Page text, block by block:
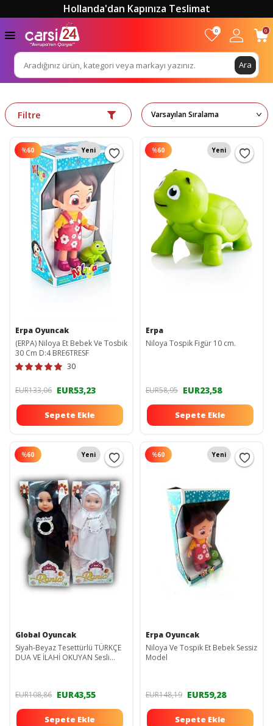
Hollanda'dan Kapınıza Teslimat
Ara
0 0
Filtre
%60 Yeni
Erpa Oyuncak
(ERPA) Niloya Et Bebek Ve Tosbik
30 Cm D:4 BRE6TRESF
30
EUR133,06 EUR53,23
Sepete Ekle
%60 Yeni
Erpa
Niloya Tospik Figür 10 cm.
EUR58,95 EUR23,58
Sepete Ekle
%60 Yeni
Global Oyuncak
Siyah-Beyaz Tesettürlü TÜRKÇE
DUA VE İLAHİ OKUYAN Sesli
EUR108,86 EUR43,55
Sepete Ekle
%60 Yeni
Erpa Oyuncak
Niloya Ve Tospik Et Bebek Sessiz
Model
EUR148,19 EUR59,28
Sepete Ekle